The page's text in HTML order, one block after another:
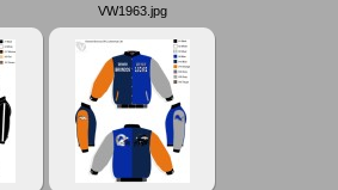
VW1963.jpg